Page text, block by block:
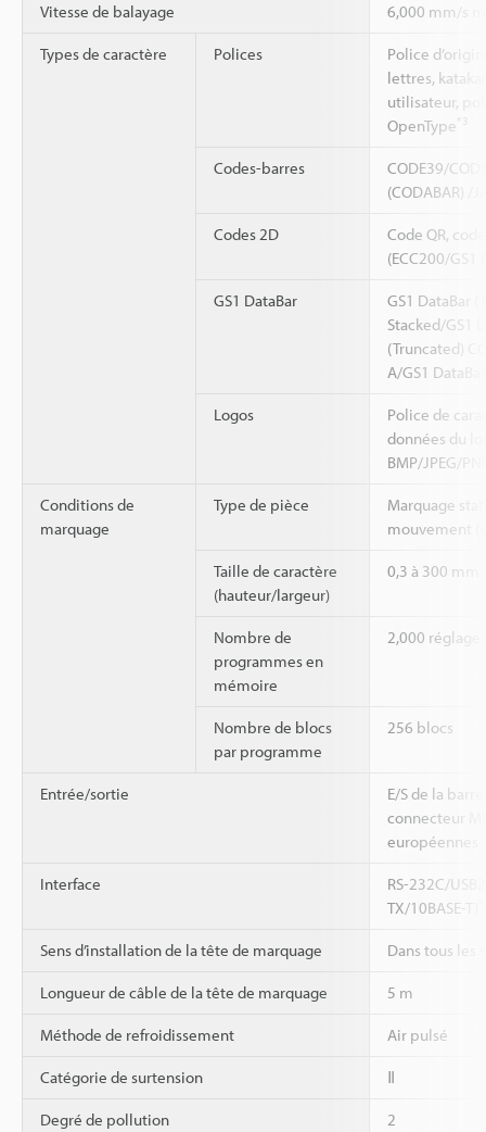
Vitesse de balayage 6,000 mm/s
Types de caractère Polices
Police
lettres,
utilisateur,
OpenType
Codes-barres
CODE39/
(CODABAR) /
Codes 2D
Code QR,
(ECC200/GS1
GS1 DataBar
GS1 DataBar
Stacked/GS1
(Truncated)
A/GS1
Logos
Police de
données du
BMP/JPEG/
Conditions de
marquage
Type de pièce
Marquage
mouvement
Taille de caractère
(hauteur/largeur)
0,3 à 300 mm
Nombre de
programmes en
mémoire
2,000
Nombre de blocs
par programme
256 blocs
Entrée/sortie
E/S de la
connecteur
européennes
Interface
RS-232C/
TX/10BASE-T)
Sens d’installation de la tête de marquage Dans tous les
Longueur de câble de la tête de marquage 5 m
Méthode de refroidissement Air pulsé
Catégorie de surtension Ⅱ
Degré de pollution 2